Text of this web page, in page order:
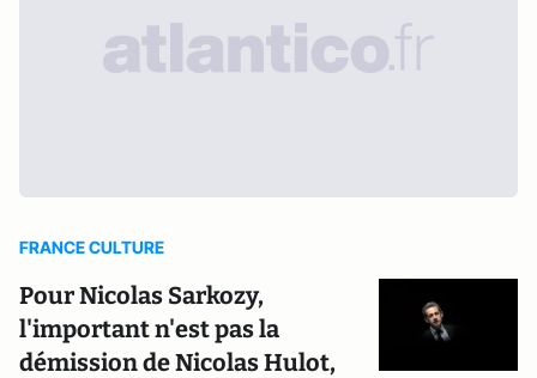
FRANCE CULTURE
Pour Nicolas Sarkozy,
l'important n'est pas la
démission de Nicolas Hulot,